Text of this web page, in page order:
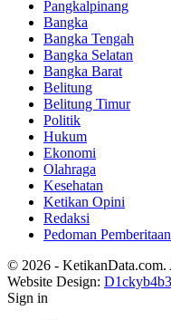
Pangkalpinang
Bangka
Bangka Tengah
Bangka Selatan
Bangka Barat
Belitung
Belitung Timur
Politik
Hukum
Ekonomi
Olahraga
Kesehatan
Ketikan Opini
Redaksi
Pedoman
© 2026 - KetikanData.com.
Website Design:
Sign in